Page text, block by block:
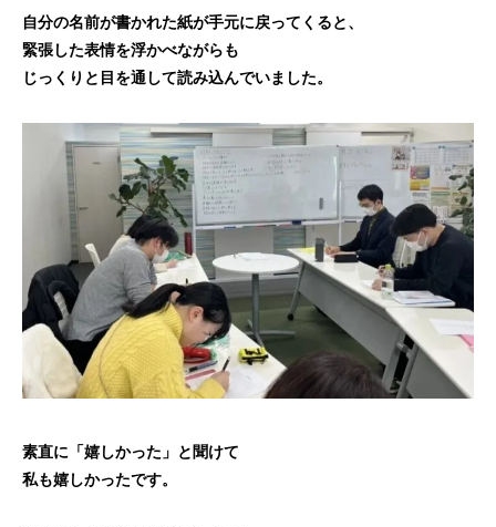
自分の名前が書かれた紙が手元に戻ってくると、
緊張した表情を浮かべながらも
じっくりと目を通して読み込んでいました。
素直に「嬉しかった」と聞けて
私も嬉しかったです。